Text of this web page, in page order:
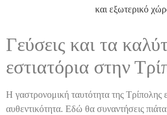
Γεύσεις και τα
εστιατόρια στην
Η γαστρονομική ταυτότητα της Τρίπολης
αυθεντικότητα. Εδώ θα συναντήσεις